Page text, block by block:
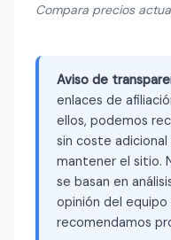
Compara precios
Aviso de
enlaces de
ellos, podemos
sin coste
mantener el sitio.
se basan en
opinión del equipo
recomendamos